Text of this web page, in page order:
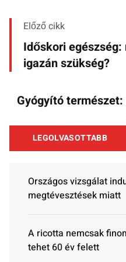
Előző cikk
Időskori
igazán szükség?
Gyógyító
LEGOLVASOTTABB
Országos vizsgálat
megtévesztések miatt
A ricotta nemcsak
tehet 60 év felett